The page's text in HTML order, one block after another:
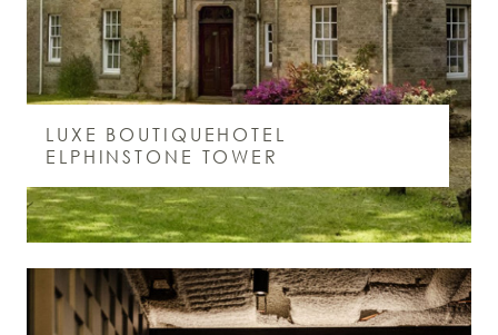
LUXE BOUTIQUEHOTEL
ELPHINSTONE TOWER